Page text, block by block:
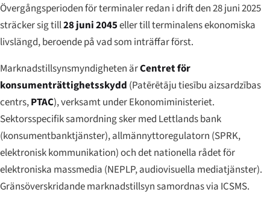
Övergångsperioden för terminaler redan i drift den 28 juni 2025
sträcker sig till28 juni 2045eller till terminalens ekonomiska
livslängd, beroende på vad som inträffar först.
Marknadstillsynsmyndigheten ärCentret för
konsumenträttighetsskydd (Patērētāju tiesību aizsardzības
centrs,PTAC), verksamt under Ekonomiministeriet.
Sektorsspecifik samordning sker med Lettlands bank
(konsumentbanktjänster), allmännyttoregulatorn (SPRK,
elektronisk kommunikation) och det nationella rådet för
elektroniska massmedia (NEPLP, audiovisuella mediatjänster).
Gränsöverskridande marknadstillsyn samordnas via ICSMS.